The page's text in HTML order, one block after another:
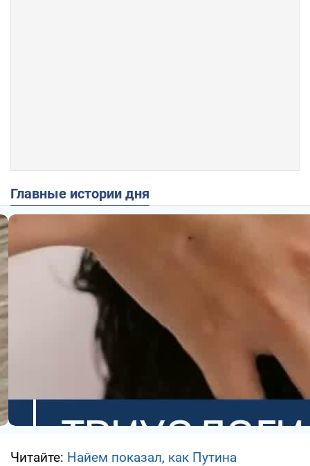
Главные истории дня
Читайте: Найем показал, как Путина